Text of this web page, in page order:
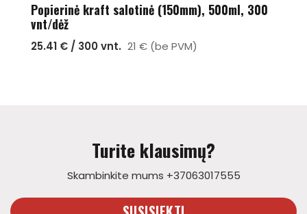
Popierinė kraft salotinė (150mm), 500ml, 300
vnt/dėž
25.41 € / 300 vnt. 21 € (be PVM)
Turite klausimų?
Skambinkite mums +37063017555